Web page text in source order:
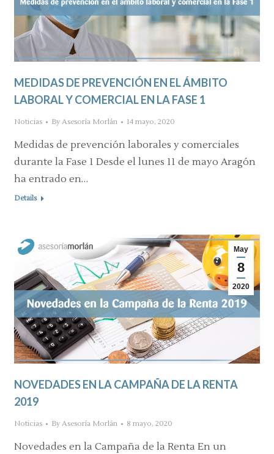
MEDIDAS DE PREVENCIÓN EN EL ÁMBITO
LABORAL Y COMERCIAL EN LA FASE 1
Noticias By Asesoría Morlán 14 mayo, 2020
Medidas de prevención laborales y comerciales
durante la Fase 1 Desde el lunes 11 de mayo Aragón
ha entrado en…
Details
May
8
2020
NOVEDADES EN LA CAMPAÑA DE LA RENTA
2019
Noticias By Asesoría Morlán 8 mayo, 2020
Novedades en la Campaña de la Renta En un